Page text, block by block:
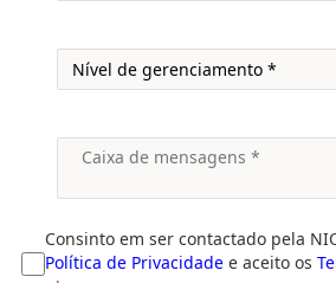
Consinto em ser contactado pela
Política de Privacidade e aceito os